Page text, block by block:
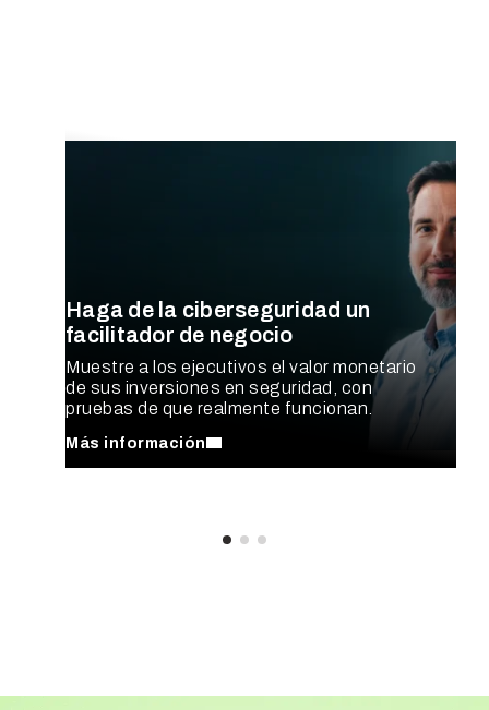
Haga de la ciberseguridad un
facilitador de negocio
Muestre a los ejecutivos el valor monetario
de sus inversiones en seguridad, con
pruebas de que realmente funcionan.
Más información